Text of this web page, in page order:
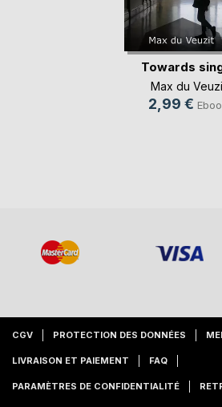
Towards
Max du
2,99 €
CGV PROTECTION DES DONNÉES
LIVRAISON ET PAIEMENT FAQ
PARAMÈTRES DE CONFIDENTIALITÉ